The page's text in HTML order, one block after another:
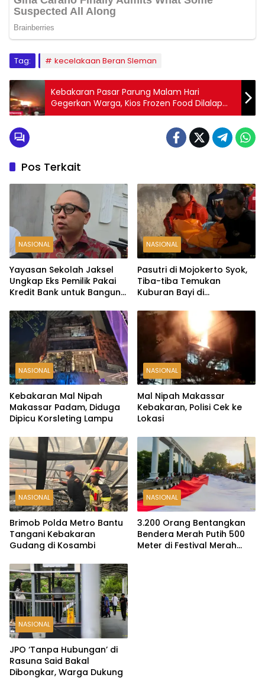
Tag: kecelakaan Beran Sleman
Kebakaran Pasar Parung Malam Hari
Gegerkan Warga, Kios Frozen Food Dilalap
Api
Pos Terkait
NASIONAL
Yayasan Sekolah Jaksel
Ungkap Eks Pemilik Pakai
Kredit Bank untuk Bangun
NASIONAL
Pasutri di Mojokerto Syok,
Tiba-tiba Temukan
Kuburan Bayi di
NASIONAL
Kebakaran Mal Nipah
Makassar Padam, Diduga
Dipicu Korsleting Lampu
NASIONAL
Mal Nipah Makassar
Kebakaran, Polisi Cek ke
Lokasi
NASIONAL
Brimob Polda Metro Bantu
Tangani Kebakaran
Gudang di Kosambi
NASIONAL
3.200 Orang Bentangkan
Bendera Merah Putih 500
Meter di Festival Merah
NASIONAL
JPO ‘Tanpa Hubungan’ di
Rasuna Said Bakal
Dibongkar, Warga Dukung